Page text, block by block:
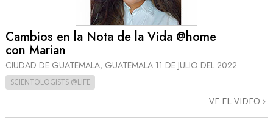
Cambios en la Nota de la Vida @home
con Marian
CIUDAD DE GUATEMALA, GUATEMALA 11 DE JULIO DEL 2022
SCIENTOLOGISTS @LIFE
VE EL VIDEO